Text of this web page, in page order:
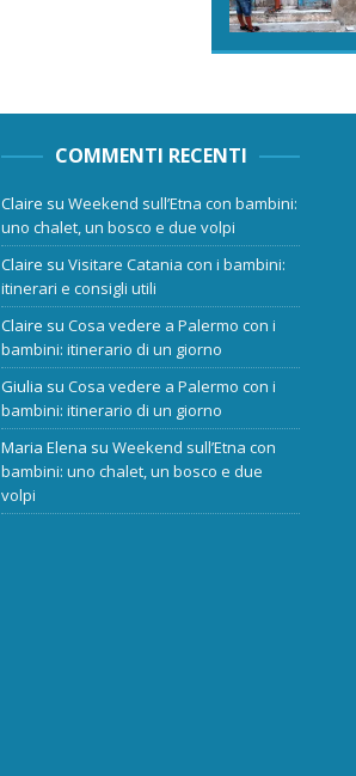
COMMENTI RECENTI
Claire suWeekend sull’Etna con bambini:
uno chalet, un bosco e due volpi
Claire suVisitare Catania con i bambini:
itinerari e consigli utili
Claire suCosa vedere a Palermo con i
bambini: itinerario di un giorno
Giulia suCosa vedere a Palermo con i
bambini: itinerario di un giorno
Maria Elena suWeekend sull’Etna con
bambini: uno chalet, un bosco e due
volpi